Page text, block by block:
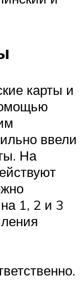
карты и
ввели
На
1, 2 и 3